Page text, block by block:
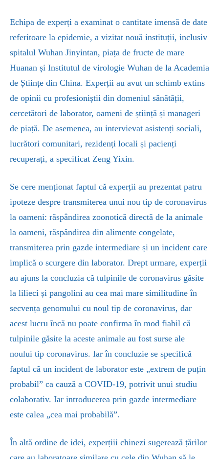
Echipa de experți a examinat o cantitate imensă de date
referitoare la epidemie, a vizitat nouă instituții, inclusiv
spitalul Wuhan Jinyintan, piața de fructe de mare
Huanan și Institutul de virologie Wuhan de la Academia
de Științe din China. Experții au avut un schimb extins
de opinii cu profesioniștii din domeniul sănătății,
cercetători de laborator, oameni de știință și manageri
de piață. De asemenea, au intervievat asistenți sociali,
lucrători comunitari, rezidenți locali și pacienți
recuperați, a specificat Zeng Yixin.
Se cere menționat faptul că experții au prezentat patru
ipoteze despre transmiterea unui nou tip de coronavirus
la oameni: răspândirea zoonotică directă de la animale
la oameni, răspândirea din alimente congelate,
transmiterea prin gazde intermediare și un incident care
implică o scurgere din laborator. Drept urmare, experții
au ajuns la concluzia că tulpinile de coronavirus găsite
la lilieci și pangolini au cea mai mare similitudine în
secvența genomului cu noul tip de coronavirus, dar
acest lucru încă nu poate confirma în mod fiabil că
tulpinile găsite la aceste animale au fost surse ale
noului tip coronavirus. Iar în concluzie se specifică
faptul că un incident de laborator este „extrem de puțin
probabil” ca cauză a COVID-19, potrivit unui studiu
colaborativ. Iar introducerea prin gazde intermediare
este calea „cea mai probabilă”.
În altă ordine de idei, experțiii chinezi sugerează țărilor